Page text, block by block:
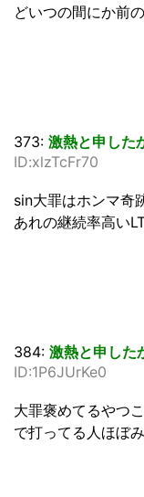
どいつの間にか前
373: 激熱と申した
ID:xlzTcFr70
sin大罪はホンマ奇
あれの継続率高い
384: 激熱と申した
ID:1P6JUrKe0
大罪褒めてるやつ
で打ってる人ほぼ